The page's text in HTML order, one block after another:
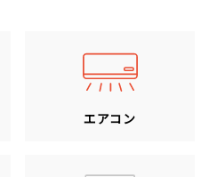
エアコン